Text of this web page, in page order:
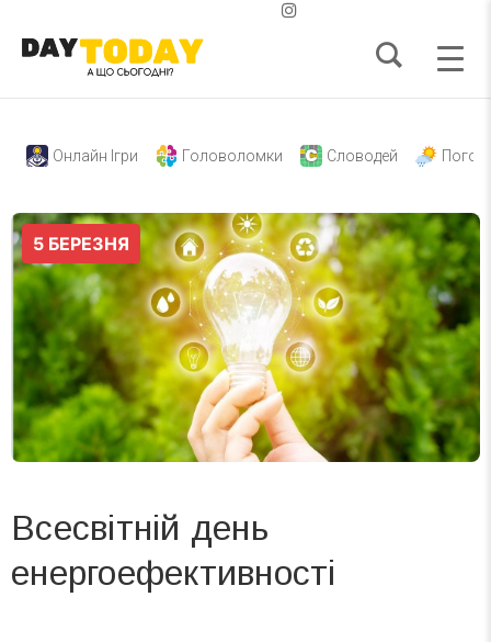
Онлайн Ігри Головоломки Словодей
Всесвітній день
енергоефективності